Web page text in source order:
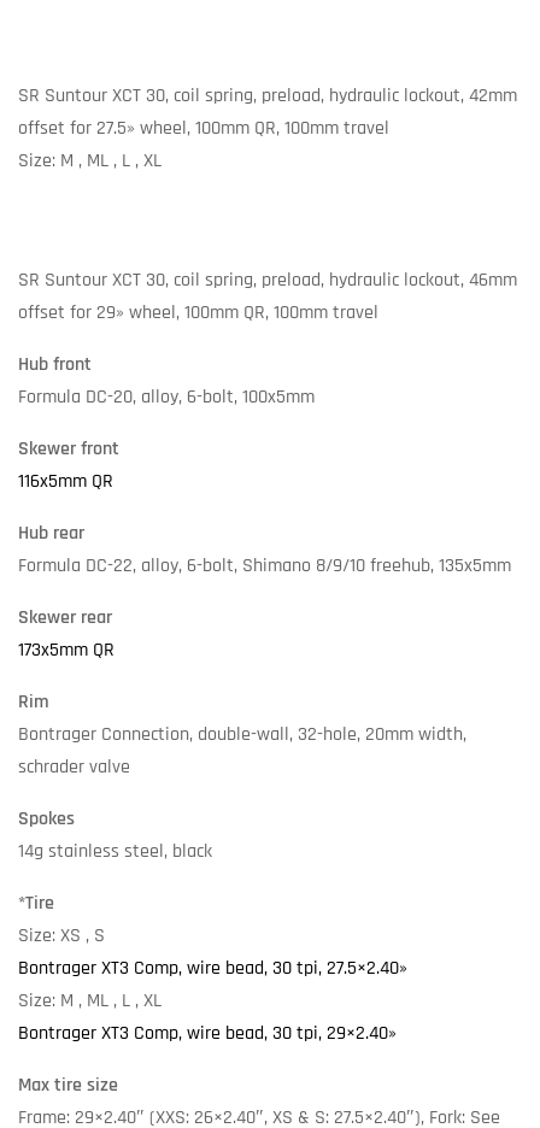
SR Suntour XCT 30, coil spring, preload, hydraulic lockout, 42mm
offset for 27.5» wheel, 100mm QR, 100mm travel
Size: M , ML , L , XL
SR Suntour XCT 30, coil spring, preload, hydraulic lockout, 46mm
offset for 29» wheel, 100mm QR, 100mm travel
Hub front
Formula DC-20, alloy, 6-bolt, 100x5mm
Skewer front
116x5mm QR
Hub rear
Formula DC-22, alloy, 6-bolt, Shimano 8/9/10 freehub, 135x5mm
Skewer rear
173x5mm QR
Rim
Bontrager Connection, double-wall, 32-hole, 20mm width,
schrader valve
Spokes
14g stainless steel, black
*Tire
Size: XS , S
Bontrager XT3 Comp, wire bead, 30 tpi, 27.5×2.40»
Size: M , ML , L , XL
Bontrager XT3 Comp, wire bead, 30 tpi, 29×2.40»
Max tire size
Frame: 29×2.40″ (XXS: 26×2.40″, XS & S: 27.5×2.40″), Fork: See